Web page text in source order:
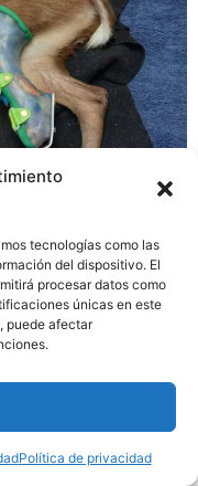
tecnologías como las
del dispositivo. El
procesar datos como
únicas en este
puede afectar
Política de privacidad
de corzo,
a su prótesis, es
veterinarios y otros
Summit. Angie
detalló que hace
venado que había